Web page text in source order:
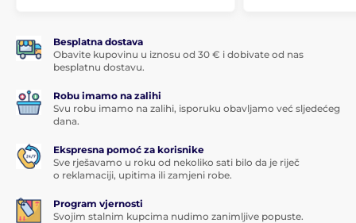
Besplatna dostava
Obavite kupovinu u iznosu od 30 € i dobivate od nas
besplatnu dostavu.
Robu imamo na zalihi
Svu robu imamo na zalihi, isporuku obavljamo već sljedećeg
dana.
Ekspresna pomoć za korisnike
Sve rješavamo u roku od nekoliko sati bilo da je riječ
o reklamaciji, upitima ili zamjeni robe.
Program vjernosti
Svojim stalnim kupcima nudimo zanimljive popuste.